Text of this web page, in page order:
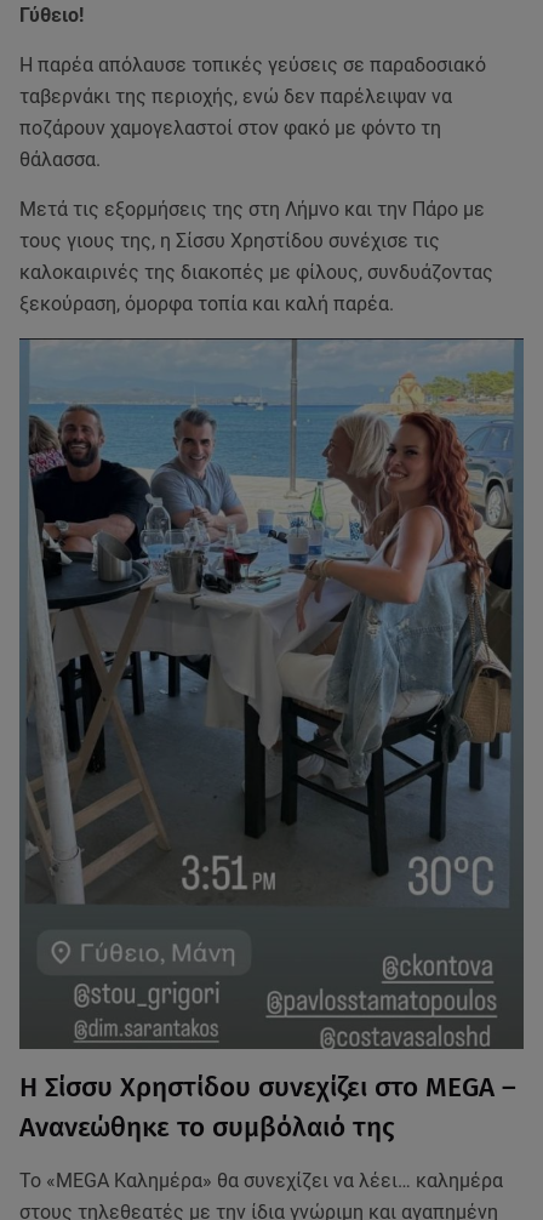
Γύθειο!
Η παρέα απόλαυσε τοπικές γεύσεις σε παραδοσιακό
ταβερνάκι της περιοχής, ενώ δεν παρέλειψαν να
ποζάρουν χαμογελαστοί στον φακό με φόντο τη
θάλασσα.
Μετά τις εξορμήσεις της στη Λήμνο και την Πάρο με
τους γιους της, η Σίσσυ Χρηστίδου συνέχισε τις
καλοκαιρινές της διακοπές με φίλους, συνδυάζοντας
ξεκούραση, όμορφα τοπία και καλή παρέα.
Η Σίσσυ Χρηστίδου συνεχίζει στο MEGA –
Ανανεώθηκε το συμβόλαιό της
Το «MEGA Καλημέρα» θα συνεχίζει να λέει… καλημέρα
στους τηλεθεατές με την ίδια γνώριμη και αγαπημένη